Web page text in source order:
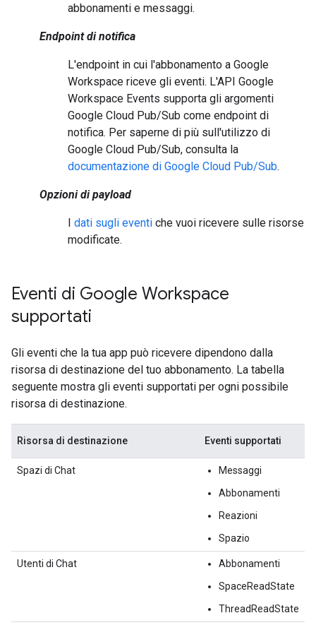
abbonamenti e messaggi.
Endpoint di notifica
L'endpoint in cui l'abbonamento a Google
Workspace riceve gli eventi. L'API Google
Workspace Events supporta gli argomenti
Google Cloud Pub/Sub come endpoint di
notifica. Per saperne di più sull'utilizzo di
Google Cloud Pub/Sub, consulta la
documentazione di Google Cloud Pub/Sub.
Opzioni di payload
I dati sugli eventi che vuoi ricevere sulle risorse
modificate.
Eventi di Google Workspace
supportati
Gli eventi che la tua app può ricevere dipendono dalla
risorsa di destinazione del tuo abbonamento. La tabella
seguente mostra gli eventi supportati per ogni possibile
risorsa di destinazione.
Risorsa di destinazione Eventi supportati
Spazi di Chat
Messaggi
Abbonamenti
Reazioni
Spazio
Utenti di Chat
Abbonamenti
SpaceReadState
ThreadReadState